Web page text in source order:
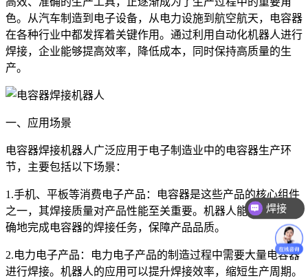
色。从汽车制造到电子设备，从电力设施到航空航天，电容器
在各种行业中都发挥着关键作用。通过利用自动化机器人进行
焊接，企业能够提高效率，降低成本，同时保持高质量的生
产。
一、应用场景
电容器焊接机器人广泛应用于电子制造业中的电容器生产环
节，主要包括以下场景：
1.手机、平板等消费电子产品：电容器是这些产品的核心组件
之一，其焊接质量对产品性能至关重要。机器人能够高效、准
确地完成电容器的焊接任务，保障产品品质。
2.电力电子产品：电力电子产品的制造过程中需要大量电容器
进行焊接。机器人的应用可以提升焊接效率，缩短生产周期。
焊接